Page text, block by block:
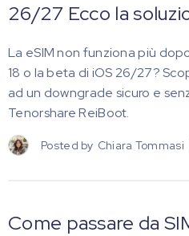
26/27 Ecco la
La eSIM non funziona più
18 o la beta di iOS 26/27?
ad un downgrade sicuro e
Tenorshare ReiBoot.
Posted by Chiara Tommasi
Come passare da